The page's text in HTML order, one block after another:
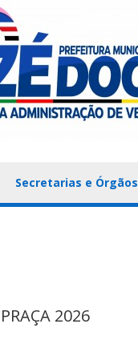
Secretarias e Órgãos
2026